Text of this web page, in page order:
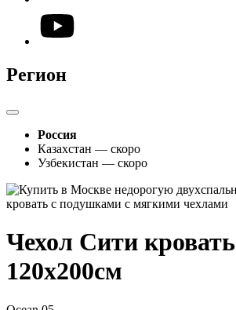
Регион
Россия
Казахстан — скоро
Узбекистан — скоро
Чехол Сити кровать
120х200см